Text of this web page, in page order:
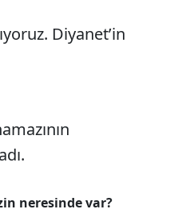
Diyanet’in
neresinde var?